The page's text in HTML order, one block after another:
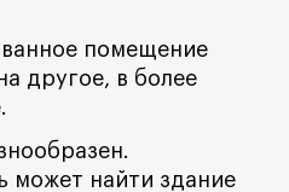
помещение
другое, в более
может найти здание